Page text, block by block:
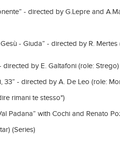
- directed by G.Lepre and
- Giuda” - directed by R. Mertes
directed by E. Galtafoni (role: Strego)
33” - directed by A. De Leo (role:
rimani te stesso")
Padana” with Cochi and Renato
(Series)